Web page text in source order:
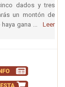
dados y tres
un montón de
haya gana ... Leer